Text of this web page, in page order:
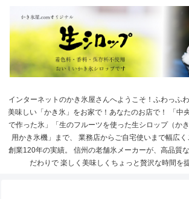
インターネットのかき氷屋さんへようこそ！ふわっふ
美味しい「かき氷」をお家で！あなたのお店で！ 「中
で作った氷」「生のフルーツを使った生シロップ（か
用かき氷機」まで、 業務店からご自宅使いまで幅広く
創業120年の実績。 信州の老舗氷メーカーが、高品質
だわりで 楽しく美味しくちょっと贅沢な時間を